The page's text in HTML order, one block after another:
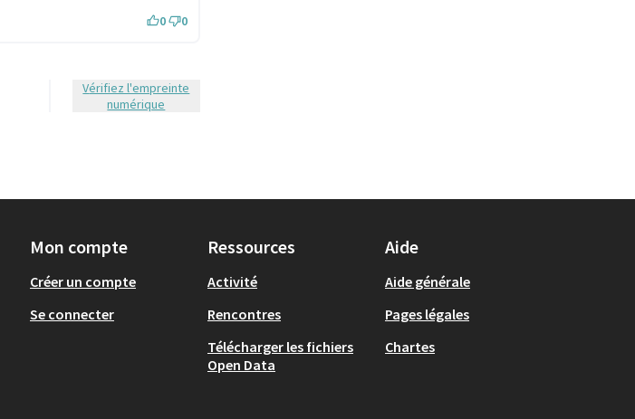
0 0
Vérifiez l'empreinte
numérique
Mon compte
Créer un compte
Se connecter
Ressources
Activité
Rencontres
Télécharger les fichiers
Open Data
Aide
Aide générale
Pages légales
Chartes